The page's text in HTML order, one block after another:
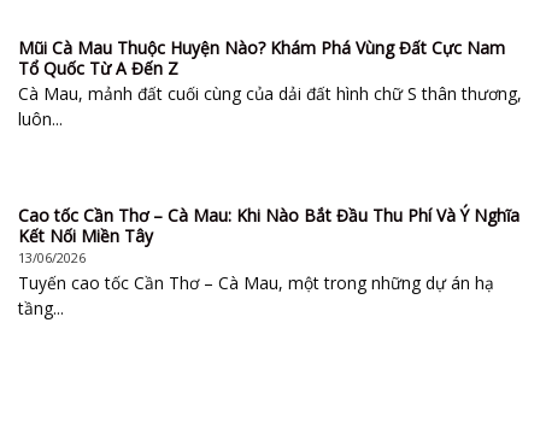
Mũi Cà Mau Thuộc Huyện Nào? Khám Phá Vùng Đất Cực Nam
Tổ Quốc Từ A Đến Z
Cà Mau, mảnh đất cuối cùng của dải đất hình chữ S thân thương,
luôn...
Cao tốc Cần Thơ – Cà Mau: Khi Nào Bắt Đầu Thu Phí Và Ý Nghĩa
Kết Nối Miền Tây
13/06/2026
Tuyến cao tốc Cần Thơ – Cà Mau, một trong những dự án hạ
tầng...